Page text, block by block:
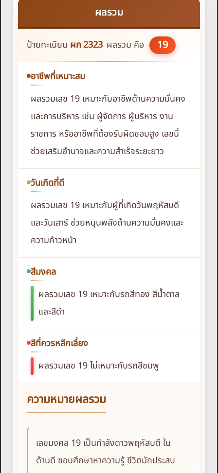
ผลรวม
ป้ายทะเบียน ผก2323 ผลรวม คือ 19
อาชีพที่เหมาะสม
ผลรวมเลข 19 เหมาะกับอาชีพด้านความมั่นคง
และการบริหาร เช่น ผู้จัดการ ผู้บริหาร งาน
ราชการ หรืออาชีพที่ต้องรับผิดชอบสูง เลขนี้
ช่วยเสริมอำนาจและความสำเร็จระยะยาว
วันเกิดที่ดี
ผลรวมเลข 19 เหมาะกับผู้ที่เกิดวันพฤหัสบดี
และวันเสาร์ ช่วยหนุนพลังด้านความมั่นคงและ
ความก้าวหน้า
สีมงคล
ผลรวมเลข 19 เหมาะกับรถสีทอง สีน้ำตาล
และสีดำ
สีที่ควรหลีกเลี่ยง
ผลรวมเลข 19 ไม่เหมาะกับรถสีชมพู
ความหมายผลรวม
เลขมงคล 19 เป็นกำลังดาวพฤหัสบดี ใน
ด้านดี ชอบศึกษาหาความรู้ ชีวิตมักประสบ